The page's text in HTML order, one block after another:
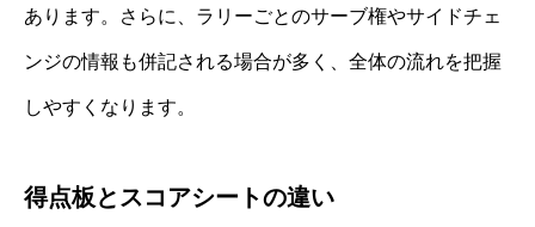
あります。さらに、ラリーごとのサーブ権やサイドチェ
ンジの情報も併記される場合が多く、全体の流れを把握
しやすくなります。
得点板とスコアシートの違い